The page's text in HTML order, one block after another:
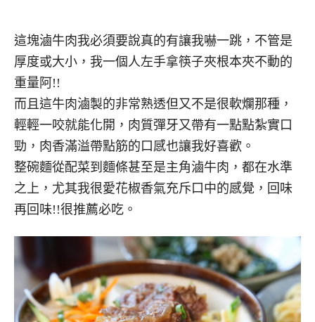
這塊滷牛肉我必須要說真的有讓我嚇一跳，不管是
厚度或大小，我一個人左手拿筷子夾根本夾不動的
重量阿!!
而且這牛肉滷製的非常熟透但又不是很軟爛那種，
輕輕一咬就能化開，肉質彈牙又帶有一點點紮實口
勁，肉香滿溢帶點筋的口感也讓我好喜歡。
整碗麵從配菜到麵條甚至是主角滷牛肉，都在水準
之上，尤其我很愛花椒香氣充斥口中的感覺，回味
再回味!!很推薦必吃。